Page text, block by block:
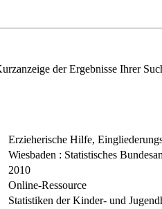
der Ergebnisse Ihrer
Erzieherische Hilfe,
Wiesbaden : Statistisches
2010
Online-Ressource
Statistiken der Kinder- und